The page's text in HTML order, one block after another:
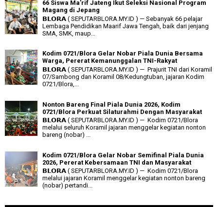
66 Siswa Ma’rif Jateng Ikut Seleksi Nasional Program
Magang di Jepang
𝗕𝗟𝗢𝗥𝗔 ( SEPUTARBLORA.MY.ID ) — Sebanyak 66 pelajar
Lembaga Pendidikan Maarif Jawa Tengah, baik dari jenjang
SMA, SMK, maup...
Kodim 0721/Blora Gelar Nobar Piala Dunia Bersama
Warga, Pererat Kemanunggalan TNI-Rakyat
𝗕𝗟𝗢𝗥𝗔 ( SEPUTARBLORA.MY.ID ) — Prajurit TNI dari Koramil
07/Sambong dan Koramil 08/Kedungtuban, jajaran Kodim
0721/Blora,...
Nonton Bareng Final Piala Dunia 2026, Kodim
0721/Blora Perkuat Silaturahmi Dengan Masyarakat
𝗕𝗟𝗢𝗥𝗔 ( SEPUTARBLORA.MY.ID ) — Kodim 0721/Blora
melalui seluruh Koramil jajaran menggelar kegiatan nonton
bareng (nobar) ...
Kodim 0721/Blora Gelar Nobar Semifinal Piala Dunia
2026, Pererat Kebersamaan TNI dan Masyarakat
𝗕𝗟𝗢𝗥𝗔 ( SEPUTARBLORA.MY.ID ) — Kodim 0721/Blora
melalui jajaran Koramil menggelar kegiatan nonton bareng
(nobar) pertandi...